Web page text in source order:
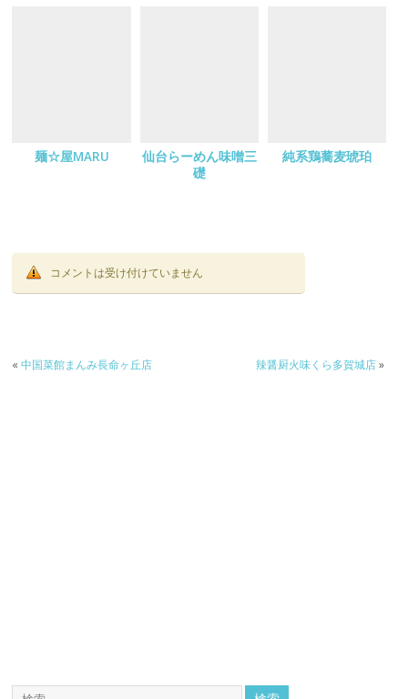
麺☆屋MARU
仙台らーめん味噌三
礎
純系鶏蕎麦琥珀
コメントは受け付けていません
«中国菜館まんみ長命ヶ丘店 辣醤厨火味くら多賀城店»